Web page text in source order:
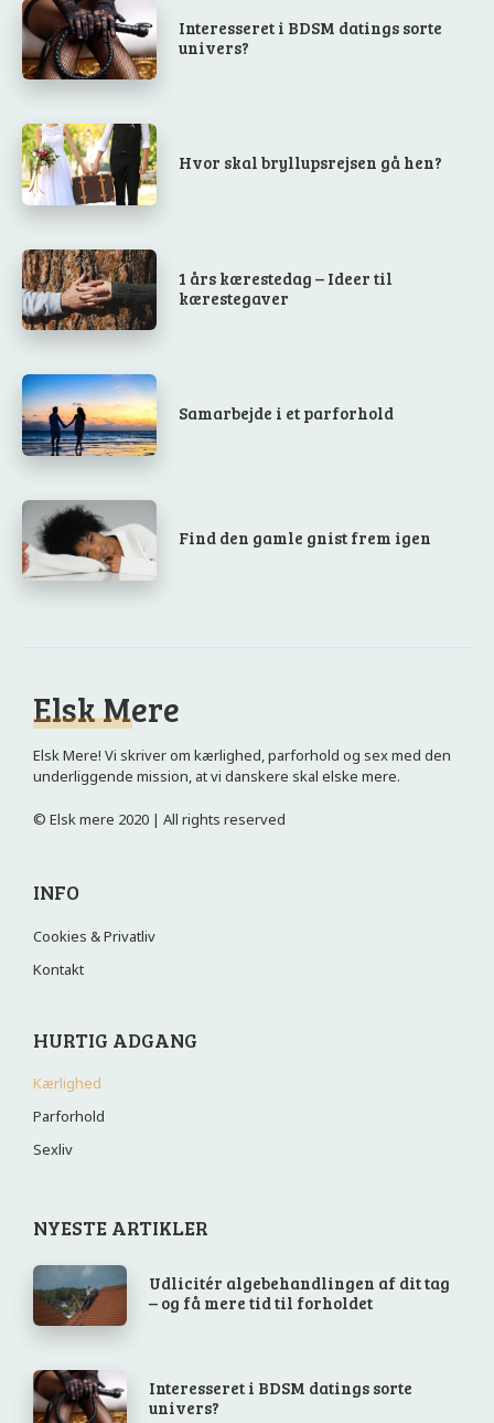
Interesseret i BDSM datings sorte
univers?
Hvor skal bryllupsrejsen gå hen?
1 års kærestedag – Ideer til
kærestegaver
Samarbejde i et parforhold
Find den gamle gnist frem igen
Elsk Mere
Elsk Mere! Vi skriver om kærlighed, parforhold og sex med den
underliggende mission, at vi danskere skal elske mere.
© Elsk mere 2020 | All rights reserved
INFO
Cookies & Privatliv
Kontakt
HURTIG ADGANG
Kærlighed
Parforhold
Sexliv
NYESTE ARTIKLER
Udlicitér algebehandlingen af dit tag
– og få mere tid til forholdet
Interesseret i BDSM datings sorte
univers?